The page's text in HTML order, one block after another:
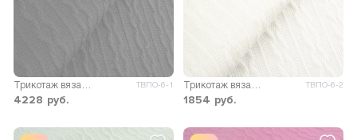
ТВПО-6-1
4228 руб.
ТВПО-6-2
1854 руб.